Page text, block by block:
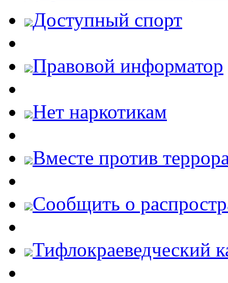
Доступный спорт
Правовой информатор
Нет наркотикам
Вместе против
Cообщить о
Тифлокраеведческий